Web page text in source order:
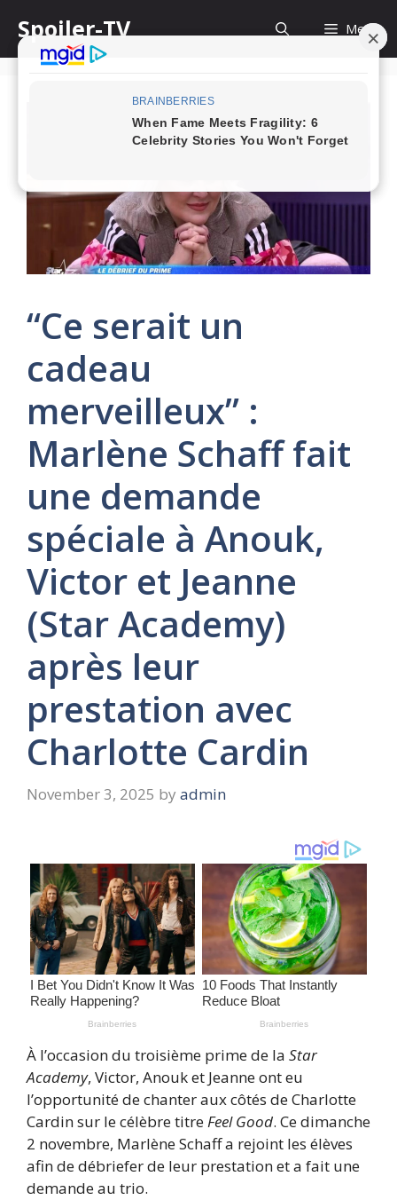
content
Spoiler-TV Menu
“Ce serait un
cadeau
merveilleux” :
Marlène Schaff fait
une demande
spéciale à Anouk,
Victor et Jeanne
(Star Academy)
après leur
prestation avec
Charlotte Cardin
November 3, 2025 by admin
À l’occasion du troisième prime de la Star
Academy, Victor, Anouk et Jeanne ont eu
l’opportunité de chanter aux côtés de Charlotte
Cardin sur le célèbre titreFeel Good. Ce dimanche
2 novembre, Marlène Schaff a rejoint les élèves
afin de débriefer de leur prestation et a fait une
demande au trio.